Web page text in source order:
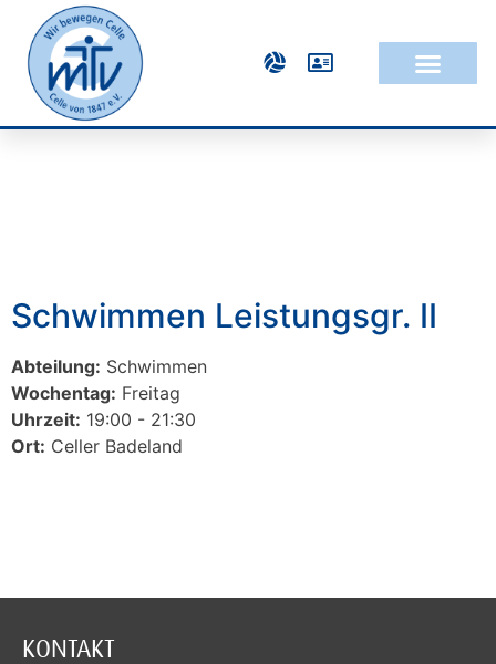
Schwimmen Leistungsgr. II
Abteilung: Schwimmen
Wochentag: Freitag
Uhrzeit: 19:00 - 21:30
Ort: Celler Badeland
KONTAKT